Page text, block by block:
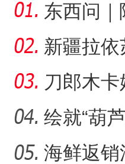
东西问
济走廊如
新疆拉依
人居环
刀郎木
麦盖提
绘就“葫
团83岁
海鲜返